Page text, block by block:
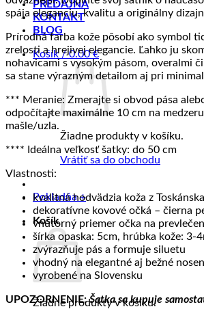
PREDAJŇA
KONTAKT
BLOG
Košík /0.00€
Žiadne produkty v košíku.
Vrátiť sa do obchodu
Pokladňa +
Košík
Žiadne produkty v košíku.
spája eleganciu, kvalitu a originálny dizajn
Prírodná farba kože pôsobí ako symbol
zrelosti a hrejivej elegancie. Ľahko ju
nohavicami s vysokým pásom, overalmi
sa stane výrazným detailom aj pri
*** Meranie: Zmerajte si obvod pása
odpočítajte maximálne 10 cm na
mašle/uzla.
**** Ideálna veľkosť šatky: do 50 cm
Vlastnosti:
kvalitná hodvädzia koža z Toskánska
dekoratívne kovové očká – čierna
vnútorný priemer očka na
šírka opaska: 5cm, hrúbka kože: 3-
zvýrazňuje pás a formuje siluetu
vhodný na elegantné aj bežné
vyrobené na Slovensku
UPOZORNENIE:Šatka sa kupuje